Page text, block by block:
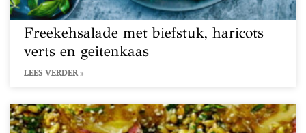
Freekehsalade met biefstuk, haricots
verts en geitenkaas
LEES VERDER »